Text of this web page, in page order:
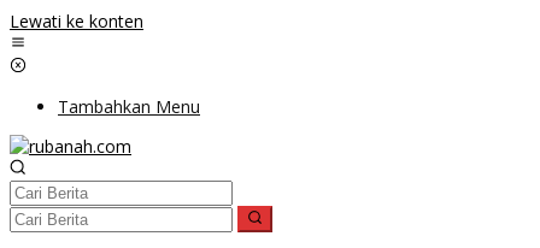
Lewati ke konten
Tambahkan Menu